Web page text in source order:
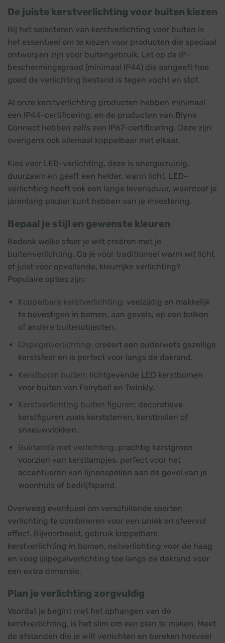
De juiste kerstverlichting voor buiten kiezen
Bij het selecteren van kerstverlichting voor buiten is
het essentieel om te kiezen voor producten die speciaal
ontworpen zijn voor buitengebruik. Let op de IP-
beschermingsgraad (minimaal IP44) die aangeeft hoe
goed de verlichting bestand is tegen vocht en stof.
Al onze kerstverlichting producten hebben minimaal
een IP44-certificering, en de producten van Blynx
Connect hebben zelfs een IP67-certificering. Deze zijn
overigens ook allemaal koppelbaar met elkaar.
Kies voor LED-verlichting, deze is energiezuinig,
duurzaam en geeft een helder, warm licht. LED-
verlichting heeft ook een lange levensduur, waardoor je
jarenlang plezier kunt hebben van je investering.
Bepaal je stijl en gewenste kleuren
Bedenk welke sfeer je wilt creëren met je
buitenverlichting. Ga je voor traditioneel warm wit licht
of juist voor opvallende, kleurrijke verlichting?
Populaire opties zijn:
Koppelbare kerstverlichting: veelzijdig en makkelijk
te bevestigen in bomen, aan gevels, op een balkon
of andere buitenobjecten.
IJspegelverlichting: creëert een ouderwets gezellige
kerstsfeer en is perfect voor langs de dakrand.
Kerstboom buiten: lichtgevende LED kerstbomen
voor buiten van Fairybell en Twinkly.
Kerstverlichting buiten figuren: decoratieve
kerstfiguren zoals kerststerren, kerstbollen of
sneeuwvlokken.
Guirlande met verlichting: prachtig kerstgroen
voorzien van kerstlampjes, perfect voor het
accentueren van lijnenspellen aan de gevel van je
woonhuis of bedrijfspand.
Overweeg eventueel om verschillende soorten
verlichting te combineren voor een uniek en sfeervol
effect. Bijvoorbeeld, gebruik koppelbare
kerstverlichting in bomen, netverlichting voor de haag
en voeg ijspegelverlichting toe langs de dakrand voor
een extra dimensie.
Plan je verlichting zorgvuldig
Voordat je begint met het ophangen van de
kerstverlichting, is het slim om een plan te maken. Meet
de afstanden die je wilt verlichten en bereken hoeveel